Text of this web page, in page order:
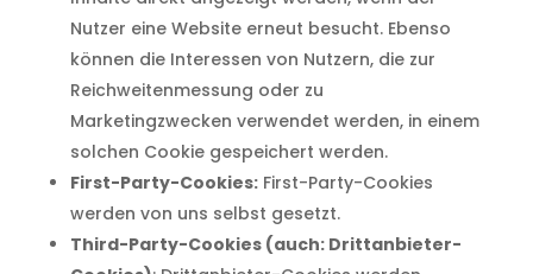
Nutzer eine Website erneut besucht. Ebenso
können die Interessen von Nutzern, die zur
Reichweitenmessung oder zu
Marketingzwecken verwendet werden, in einem
solchen Cookie gespeichert werden.
First-Party-Cookies:First-Party-Cookies
werden von uns selbst gesetzt.
Third-Party-Cookies (auch: Drittanbieter-